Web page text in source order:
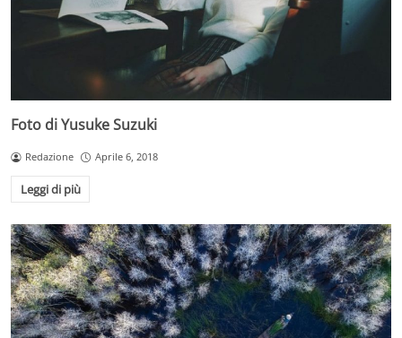
Foto di Yusuke Suzuki
Redazione Aprile 6, 2018
Leggi di più